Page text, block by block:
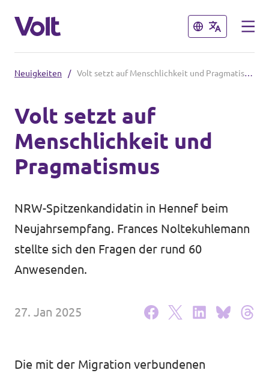
Schließen
Website von Volt NRW
Volt vor Ort in NRW
Volt Deutschland
Volt in deinem Bundesland
Volt Deutschland Merchandise Shop
Schließen
Programm
Über Volt
Menschen
Neuigkeiten
Kontakt zu Volt Bonn
Neuigkeiten / Volt setzt auf Menschlichkeit und Pragmatismus
Volt setzt auf
Menschlichkeit und
Pragmatismus
NRW-Spitzenkandidatin in Hennef beim
Neujahrsempfang. Frances Noltekuhlemann
stellte sich den Fragen der rund 60
Anwesenden.
27. Jan 2025
Die mit der Migration verbundenen